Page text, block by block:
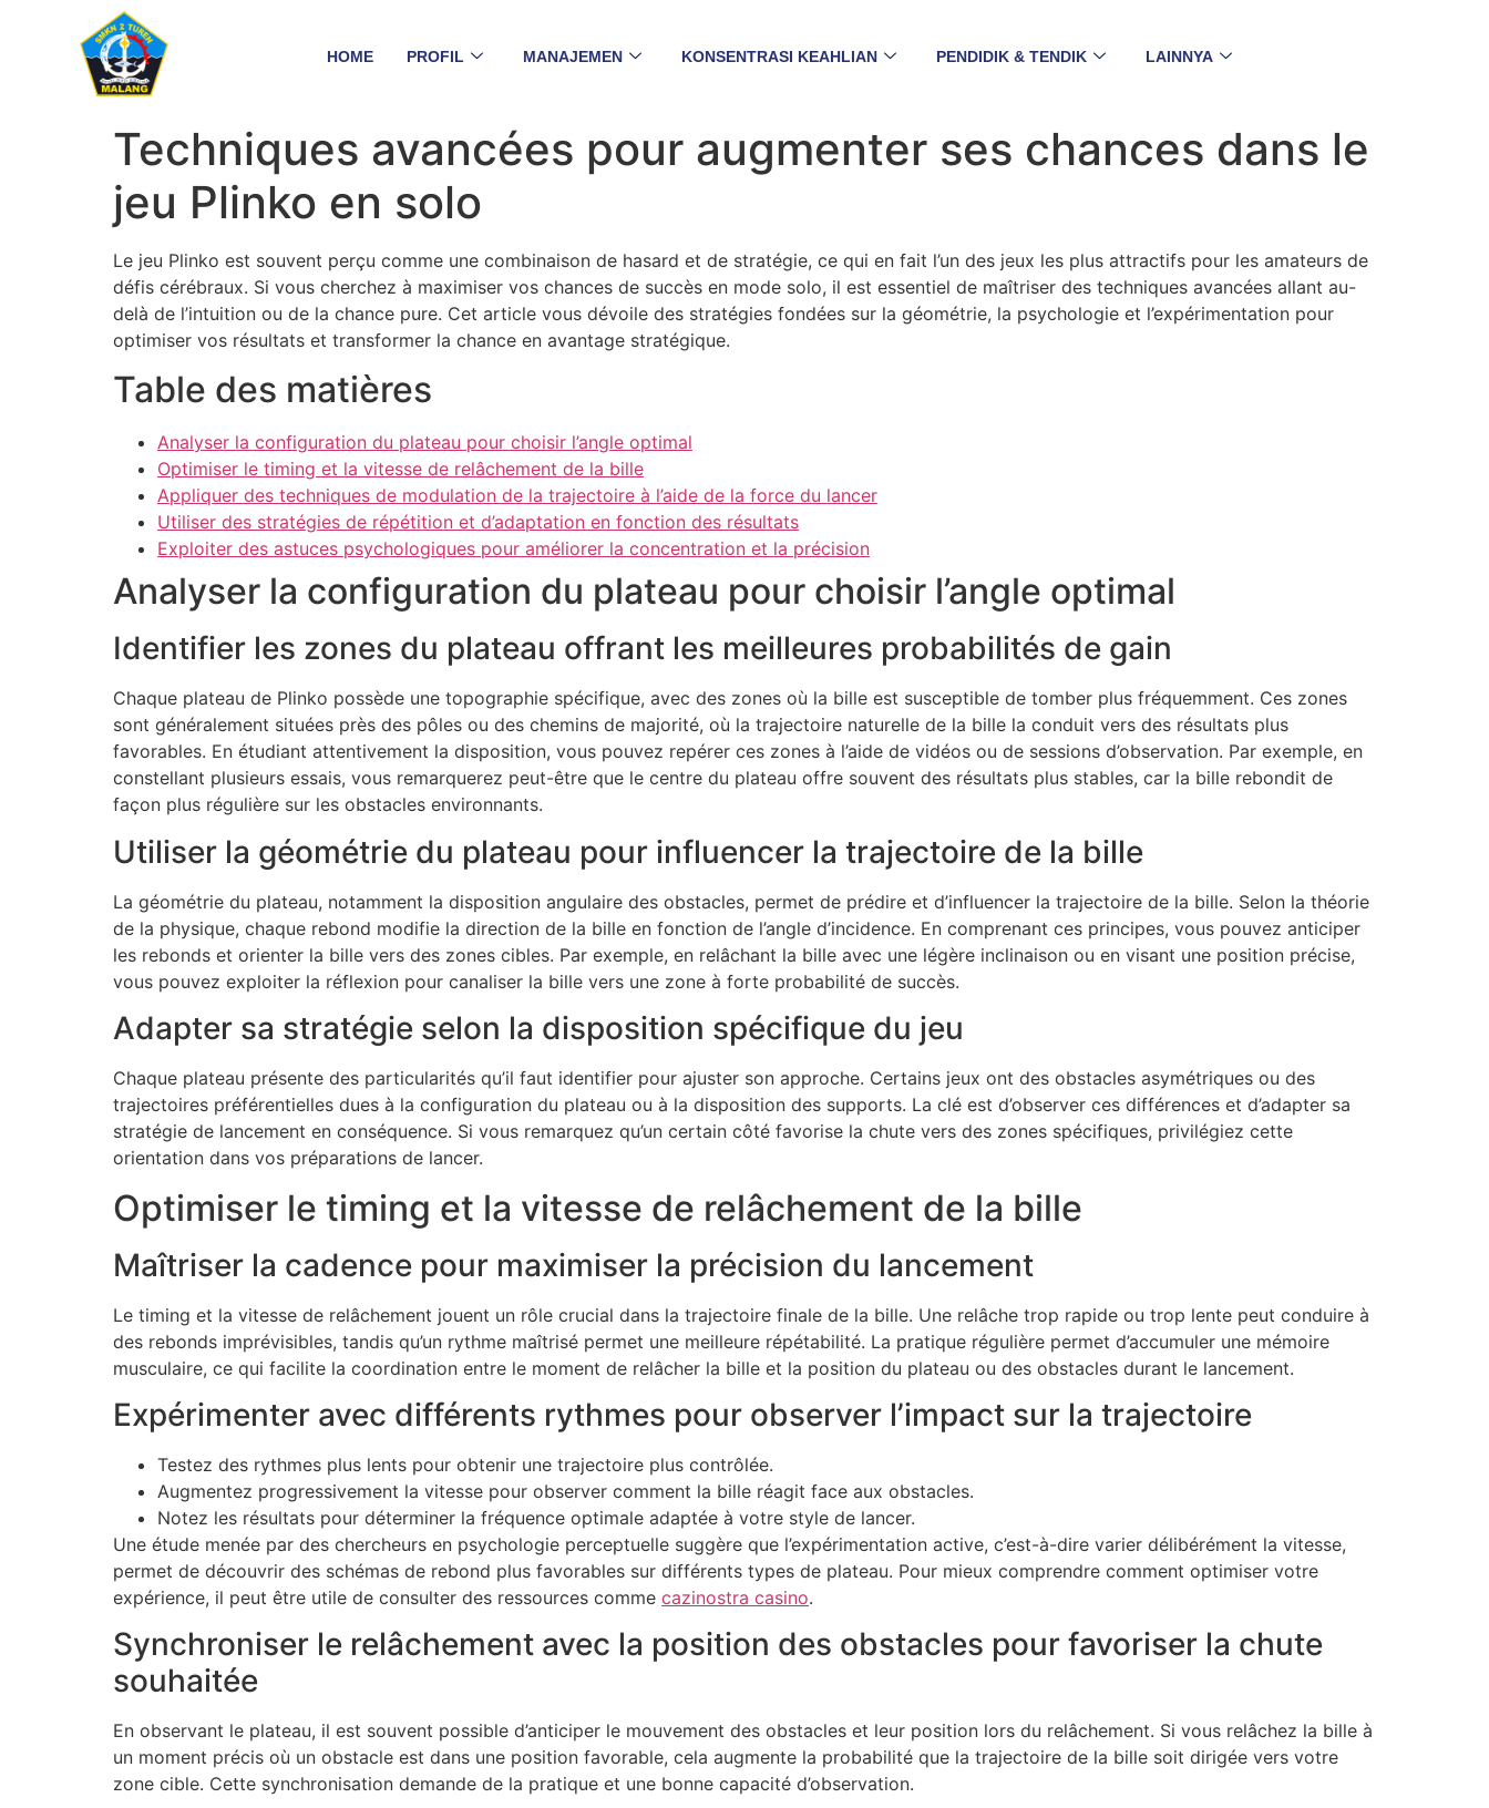
HOME PROFIL MANAJEMEN KONSENTRASI KEAHLIAN PENDIDIK & TENDIK LAINNYA
Techniques avancées pour augmenter ses chances dans le
jeu Plinko en solo
Le jeu Plinko est souvent perçu comme une combinaison de hasard et de stratégie, ce qui en fait l’un des jeux les plus attractifs pour les amateurs de
défis cérébraux. Si vous cherchez à maximiser vos chances de succès en mode solo, il est essentiel de maîtriser des techniques avancées allant au-
delà de l’intuition ou de la chance pure. Cet article vous dévoile des stratégies fondées sur la géométrie, la psychologie et l’expérimentation pour
optimiser vos résultats et transformer la chance en avantage stratégique.
Table des matières
Analyser la configuration du plateau pour choisir l’angle optimal
Optimiser le timing et la vitesse de relâchement de la bille
Appliquer des techniques de modulation de la trajectoire à l’aide de la force du lancer
Utiliser des stratégies de répétition et d’adaptation en fonction des résultats
Exploiter des astuces psychologiques pour améliorer la concentration et la précision
Analyser la configuration du plateau pour choisir l’angle optimal
Identifier les zones du plateau offrant les meilleures probabilités de gain
Chaque plateau de Plinko possède une topographie spécifique, avec des zones où la bille est susceptible de tomber plus fréquemment. Ces zones
sont généralement situées près des pôles ou des chemins de majorité, où la trajectoire naturelle de la bille la conduit vers des résultats plus
favorables. En étudiant attentivement la disposition, vous pouvez repérer ces zones à l’aide de vidéos ou de sessions d’observation. Par exemple, en
constellant plusieurs essais, vous remarquerez peut-être que le centre du plateau offre souvent des résultats plus stables, car la bille rebondit de
façon plus régulière sur les obstacles environnants.
Utiliser la géométrie du plateau pour influencer la trajectoire de la bille
La géométrie du plateau, notamment la disposition angulaire des obstacles, permet de prédire et d’influencer la trajectoire de la bille. Selon la théorie
de la physique, chaque rebond modifie la direction de la bille en fonction de l’angle d’incidence. En comprenant ces principes, vous pouvez anticiper
les rebonds et orienter la bille vers des zones cibles. Par exemple, en relâchant la bille avec une légère inclinaison ou en visant une position précise,
vous pouvez exploiter la réflexion pour canaliser la bille vers une zone à forte probabilité de succès.
Adapter sa stratégie selon la disposition spécifique du jeu
Chaque plateau présente des particularités qu’il faut identifier pour ajuster son approche. Certains jeux ont des obstacles asymétriques ou des
trajectoires préférentielles dues à la configuration du plateau ou à la disposition des supports. La clé est d’observer ces différences et d’adapter sa
stratégie de lancement en conséquence. Si vous remarquez qu’un certain côté favorise la chute vers des zones spécifiques, privilégiez cette
orientation dans vos préparations de lancer.
Optimiser le timing et la vitesse de relâchement de la bille
Maîtriser la cadence pour maximiser la précision du lancement
Le timing et la vitesse de relâchement jouent un rôle crucial dans la trajectoire finale de la bille. Une relâche trop rapide ou trop lente peut conduire à
des rebonds imprévisibles, tandis qu’un rythme maîtrisé permet une meilleure répétabilité. La pratique régulière permet d’accumuler une mémoire
musculaire, ce qui facilite la coordination entre le moment de relâcher la bille et la position du plateau ou des obstacles durant le lancement.
Expérimenter avec différents rythmes pour observer l’impact sur la trajectoire
Testez des rythmes plus lents pour obtenir une trajectoire plus contrôlée.
Augmentez progressivement la vitesse pour observer comment la bille réagit face aux obstacles.
Notez les résultats pour déterminer la fréquence optimale adaptée à votre style de lancer.
Une étude menée par des chercheurs en psychologie perceptuelle suggère que l’expérimentation active, c’est-à-dire varier délibérément la vitesse,
permet de découvrir des schémas de rebond plus favorables sur différents types de plateau. Pour mieux comprendre comment optimiser votre
expérience, il peut être utile de consulter des ressources comme cazinostra casino.
Synchroniser le relâchement avec la position des obstacles pour favoriser la chute
souhaitée
En observant le plateau, il est souvent possible d’anticiper le mouvement des obstacles et leur position lors du relâchement. Si vous relâchez la bille à
un moment précis où un obstacle est dans une position favorable, cela augmente la probabilité que la trajectoire de la bille soit dirigée vers votre
zone cible. Cette synchronisation demande de la pratique et une bonne capacité d’observation.